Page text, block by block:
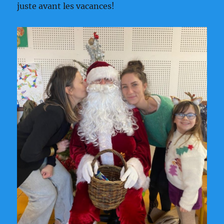
juste avant les vacances!